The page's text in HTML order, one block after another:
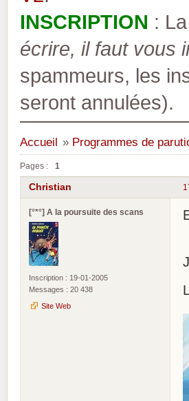
INSCRIPTION :
écrire, il faut vous
spammeurs, les
seront annulées).
Accueil » Programmes de
Pages : 1
Christian
[°*°] A la poursuite des scans
Inscription : 19-01-2005
Messages : 20 438
Site Web